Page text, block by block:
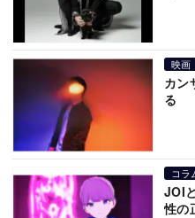
映画
カン
る
コラ
JOI
性の